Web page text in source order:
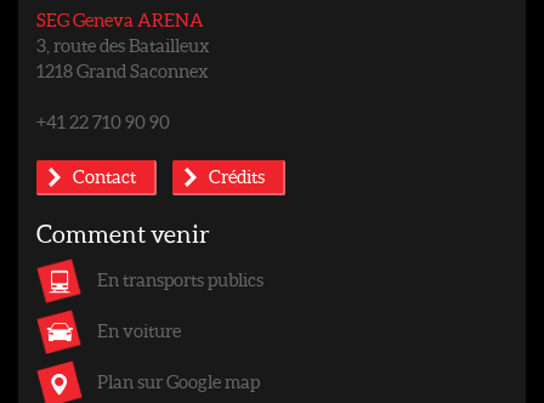
SEG Geneva ARENA
3, route des Batailleux
1218 Grand Saconnex
+41 22 710 90 90
Contact Crédits
Comment venir
En transports publics
En voiture
Plan sur Google map